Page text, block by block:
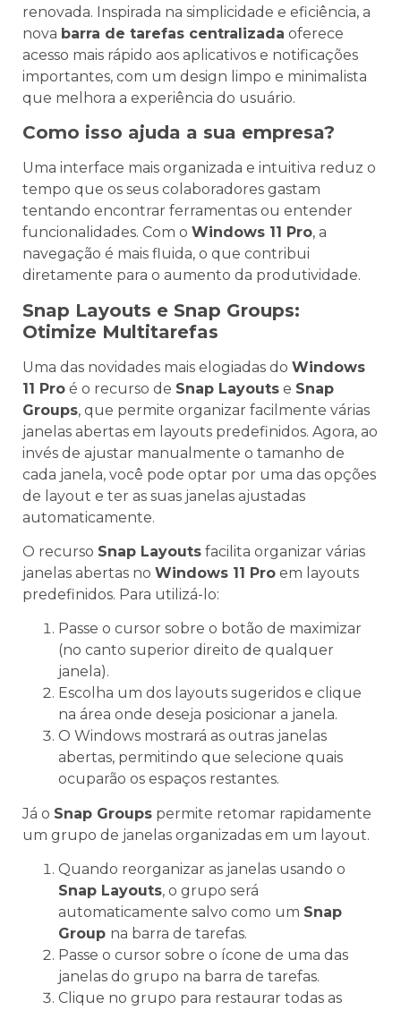
renovada. Inspirada na simplicidade e eficiência, a
nova barra de tarefas centralizada oferece
acesso mais rápido aos aplicativos e notificações
importantes, com um design limpo e minimalista
que melhora a experiência do usuário.
Como isso ajuda a sua empresa?
Uma interface mais organizada e intuitiva reduz o
tempo que os seus colaboradores gastam
tentando encontrar ferramentas ou entender
funcionalidades. Com o Windows 11 Pro, a
navegação é mais fluida, o que contribui
diretamente para o aumento da produtividade.
Snap Layouts e Snap Groups:
Otimize Multitarefas
Uma das novidades mais elogiadas do Windows
11 Pro é o recurso de Snap Layouts e Snap
Groups, que permite organizar facilmente várias
janelas abertas em layouts predefinidos. Agora, ao
invés de ajustar manualmente o tamanho de
cada janela, você pode optar por uma das opções
de layout e ter as suas janelas ajustadas
automaticamente.
O recurso Snap Layouts facilita organizar várias
janelas abertas no Windows 11 Pro em layouts
predefinidos. Para utilizá-lo:
Passe o cursor sobre o botão de maximizar
(no canto superior direito de qualquer
janela).
Escolha um dos layouts sugeridos e clique
na área onde deseja posicionar a janela.
O Windows mostrará as outras janelas
abertas, permitindo que selecione quais
ocuparão os espaços restantes.
Já o Snap Groups permite retomar rapidamente
um grupo de janelas organizadas em um layout.
Quando reorganizar as janelas usando o
Snap Layouts, o grupo será
automaticamente salvo como um Snap
Group na barra de tarefas.
Passe o cursor sobre o ícone de uma das
janelas do grupo na barra de tarefas.
Clique no grupo para restaurar todas as